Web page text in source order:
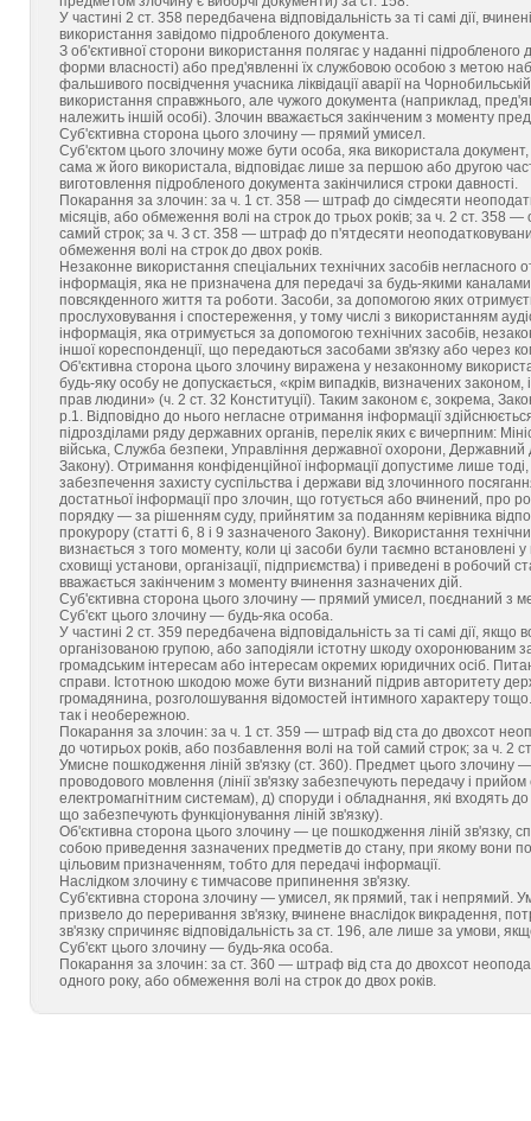
У частині 2 ст. 358 передбачена відповідальність за ті самі дії,
використання завідомо підробленого документа.
З об'єктивної сторони використання полягає у наданні
форми власності) або пред'явленні їх службовою особою з метою
фальшивого посвідчення учасника ліквідації аварії на
використання справжнього, але чужого документа (наприклад,
належить іншій особі). Злочин вважається закінченим з моменту
Суб'єктивна сторона цього злочину — прямий умисел.
Суб'єктом цього злочину може бути особа, яка використала
сама ж його використала, відповідає лише за першою або другою
виготовлення підробленого документа закінчилися строки давності.
Покарання за злочин: за ч. 1 ст. 358 — штраф до сімдесяти
місяців, або обмеження волі на строк до трьох років; за ч. 2 ст. 358
самий строк; за ч. З ст. 358 — штраф до п'ятдесяти
обмеження волі на строк до двох років.
Незаконне використання спеціальних технічних засобів
інформація, яка не призначена для передачі за будь-якими
повсякденного життя та роботи. Засоби, за допомогою яких
прослуховування і спостереження, у тому числі з використанням
інформація, яка отримується за допомогою технічних засобів,
іншої кореспонденції, що передаються засобами зв'язку або через
Об'єктивна сторона цього злочину виражена у незаконному
будь-яку особу не допускається, «крім випадків, визначених
прав людини» (ч. 2 ст. 32 Конституції). Таким законом є, зокрема,
р.1. Відповідно до нього негласне отримання інформації
підрозділами ряду державних органів, перелік яких є вичерпним:
війська, Служба безпеки, Управління державної охорони,
Закону). Отримання конфіденційної інформації допустиме лише
забезпечення захисту суспільства і держави від злочинного
достатньої інформації про злочин, що готується або вчинений, про
порядку — за рішенням суду, прийнятим за поданням керівника
прокурору (статті 6, 8 і 9 зазначеного Закону). Використання
визнається з того моменту, коли ці засоби були таємно встановлені
сховищі установи, організації, підприємства) і приведені в
вважається закінченим з моменту вчинення зазначених дій.
Суб'єктивна сторона цього злочину — прямий умисел, поєднаний з
Суб'єкт цього злочину — будь-яка особа.
У частині 2 ст. 359 передбачена відповідальність за ті самі дії,
організованою групою, або заподіяли істотну шкоду
громадським інтересам або інтересам окремих юридичних осіб.
справи. Істотною шкодою може бути визнаний підрив авторитету
громадянина, розголошування відомостей інтимного характеру
так і необережною.
Покарання за злочин: за ч. 1 ст. 359 — штраф від ста до двохсот
до чотирьох років, або позбавлення волі на той самий строк; за ч. 2
Умисне пошкодження ліній зв'язку (ст. 360). Предмет цього злочину —
проводового мовлення (лінії зв'язку забезпечують передачу і
електромагнітним системам), д) споруди і обладнання, які входять до
що забезпечують функціонування ліній зв'язку).
Об'єктивна сторона цього злочину — це пошкодження ліній зв'язку,
собою приведення зазначених предметів до стану, при якому вони
цільовим призначенням, тобто для передачі інформації.
Наслідком злочину є тимчасове припинення зв'язку.
Суб'єктивна сторона злочину — умисел, як прямий, так і непрямий.
призвело до переривання зв'язку, вчинене внаслідок викрадення,
зв'язку спричиняє відповідальність за ст. 196, але лише за умови,
Суб'єкт цього злочину — будь-яка особа.
Покарання за злочин: за ст. 360 — штраф від ста до двохсот
одного року, або обмеження волі на строк до двох років.